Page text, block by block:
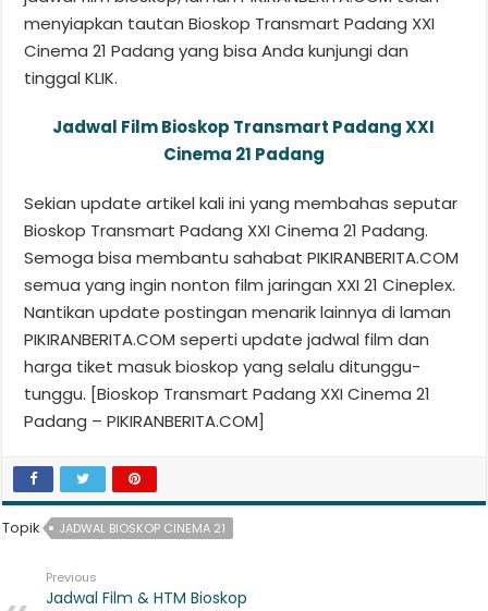
menyiapkan tautan Bioskop Transmart Padang XXI
Cinema 21 Padang yang bisa Anda kunjungi dan
tinggal KLIK.
Jadwal Film Bioskop Transmart Padang XXI
Cinema 21 Padang
Sekian update artikel kali ini yang membahas seputar
Bioskop Transmart Padang XXI Cinema 21 Padang.
Semoga bisa membantu sahabat PIKIRANBERITA.COM
semua yang ingin nonton film jaringan XXI 21 Cineplex.
Nantikan update postingan menarik lainnya di laman
PIKIRANBERITA.COM seperti update jadwal film dan
harga tiket masuk bioskop yang selalu ditunggu-
tunggu. [Bioskop Transmart Padang XXI Cinema 21
Padang – PIKIRANBERITA.COM]
Topik JADWAL BIOSKOP CINEMA 21
Previous
Jadwal Film & HTM Bioskop